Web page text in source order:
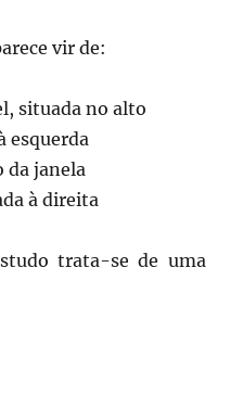
vir de:
situada no alto
esquerda
da janela
à direita
trata-se de uma